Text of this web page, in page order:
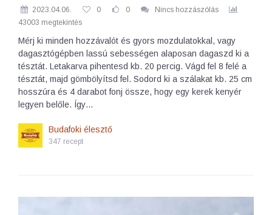
2023.04.06. 0 0
Nincs hozzászólás
43003 megtekintés
Mérj ki minden hozzávalót és gyors mozdulatokkal, vagy
dagasztógépben lassú sebességen alaposan dagaszd ki a
tésztát. Letakarva pihentesd kb. 20 percig. Vágd fel 8 felé a
tésztát, majd gömbölyítsd fel. Sodord ki a szálakat kb. 25 cm
hosszúra és 4 darabot fonj össze, hogy egy kerek kenyér
legyen belőle. Így…
Budafoki élesztő
347 recept